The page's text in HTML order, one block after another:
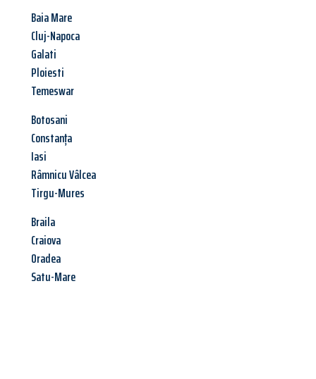
Baia Mare
Cluj-Napoca
Galati
Ploiesti
Temeswar
Botosani
Constanța
Iasi
Râmnicu Vâlcea
Tirgu-Mures
Braila
Craiova
Oradea
Satu-Mare